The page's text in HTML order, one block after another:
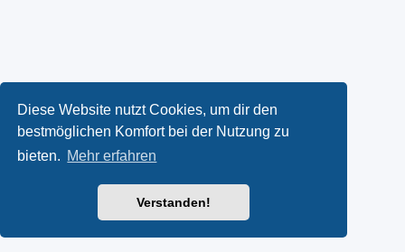
Diese Website nutzt Cookies, um dir den
bestmöglichen Komfort bei der Nutzung zu
bieten. Mehr erfahren
Verstanden!